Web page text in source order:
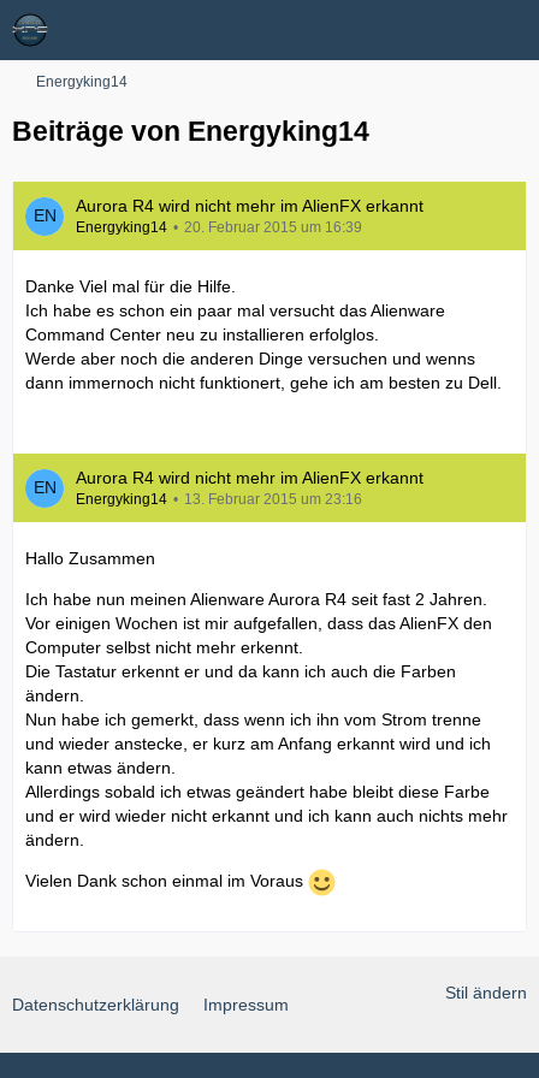
Energyking14
Beiträge von Energyking14
Aurora R4 wird nicht mehr im AlienFX erkannt
Energyking14 20. Februar 2015 um 16:39
Danke Viel mal für die Hilfe.
Ich habe es schon ein paar mal versucht das Alienware
Command Center neu zu installieren erfolglos.
Werde aber noch die anderen Dinge versuchen und wenns
dann immernoch nicht funktionert, gehe ich am besten zu Dell.
Aurora R4 wird nicht mehr im AlienFX erkannt
Energyking14 13. Februar 2015 um 23:16
Hallo Zusammen
Ich habe nun meinen Alienware Aurora R4 seit fast 2 Jahren.
Vor einigen Wochen ist mir aufgefallen, dass das AlienFX den
Computer selbst nicht mehr erkennt.
Die Tastatur erkennt er und da kann ich auch die Farben
ändern.
Nun habe ich gemerkt, dass wenn ich ihn vom Strom trenne
und wieder anstecke, er kurz am Anfang erkannt wird und ich
kann etwas ändern.
Allerdings sobald ich etwas geändert habe bleibt diese Farbe
und er wird wieder nicht erkannt und ich kann auch nichts mehr
ändern.
Vielen Dank schon einmal im Voraus
Stil ändern
Datenschutzerklärung Impressum